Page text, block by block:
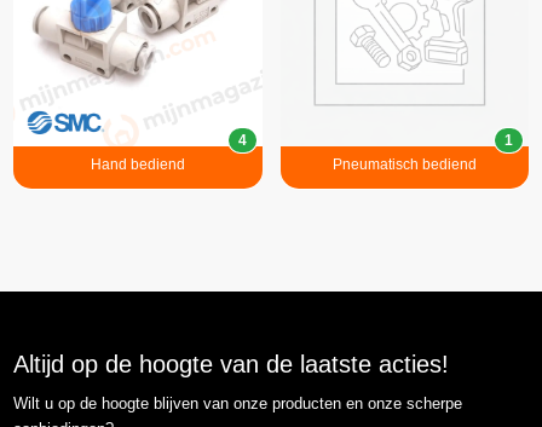
Hand bediend
4
Pneumatisch bediend
1
Altijd op de hoogte van de laatste acties!
Wilt u op de hoogte blijven van onze producten en onze scherpe